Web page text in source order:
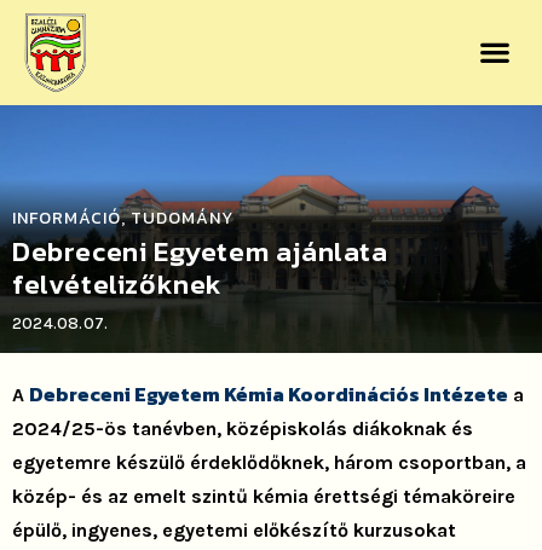
INFORMÁCIÓ,TUDOMÁNY
Debreceni Egyetem ajánlata
felvételizőknek
2024.08.07.
A Debreceni Egyetem Kémia Koordinációs Intézete a
2024/25-ös tanévben, középiskolás diákoknak és
egyetemre készülő érdeklődőknek, három csoportban, a
közép- és az emelt szintű kémia érettségi témaköreire
épülő, ingyenes, egyetemi előkészítő kurzusokat